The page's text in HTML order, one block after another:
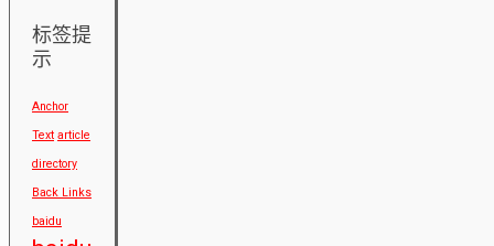
标签提
示
Anchor
Text article
directory
Back Links
baidu